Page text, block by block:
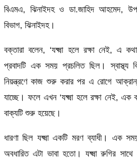
বিএমএ, ঝিনাইদহ ও ডা.জাহিদ আহমেদ, উপ-
বিভাগ, ঝিনাইদহ।
বক্তারা বলেন, ‘যক্ষ্মা হলে রক্ষা নেই, এ
প্রবাদটি এক সময় প্রচলিত ছিল। স্বাস্থ্য
নিয়ন্ত্রণে কাজ শুরু করার পর এ রোগে
যাচ্ছে। ফলে এখন ‘যক্ষ্মা হলে রক্ষা নেই, এক
বাক্যটি শুরু হয়েছে।
ধারণা ছিল যক্ষ্মা একটি মরণ ব্যাধী। এক
অবধারিত এটা ভাবা হতো। যক্ষ্মা রুগির